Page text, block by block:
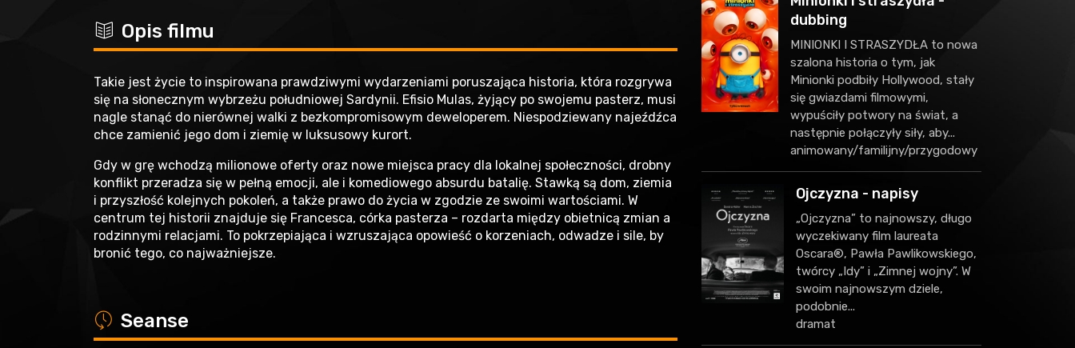
c Opis filmu
Takie jest życie to inspirowana prawdziwymi wydarzeniami poruszająca historia, która rozgrywa
się na słonecznym wybrzeżu południowej Sardynii. Efisio Mulas, żyjący po swojemu pasterz, musi
nagle stanąć do nierównej walki z bezkompromisowym deweloperem. Niespodziewany najeźdźca
chce zamienić jego dom i ziemię w luksusowy kurort.
Gdy w grę wchodzą milionowe oferty oraz nowe miejsca pracy dla lokalnej społeczności, drobny
konflikt przeradza się w pełną emocji, ale i komediowego absurdu batalię. Stawką są dom, ziemia
i przyszłość kolejnych pokoleń, a także prawo do życia w zgodzie ze swoimi wartościami. W
centrum tej historii znajduje się Francesca, córka pasterza – rozdarta między obietnicą zmian a
rodzinnymi relacjami. To pokrzepiająca i wzruszająca opowieść o korzeniach, odwadze i sile, by
bronić tego, co najważniejsze.
a Seanse
dubbing
MINIONKI I STRASZYDŁA to nowa
szalona historia o tym, jak
Minionki podbiły Hollywood, stały
się gwiazdami filmowymi,
wypuściły potwory na świat, a
następnie połączyły siły, aby...
animowany/familijny/przygodowy
Ojczyzna - napisy
„Ojczyzna” to najnowszy, długo
wyczekiwany film laureata
Oscara®, Pawła Pawlikowskiego,
twórcy „Idy” i „Zimnej wojny”. W
swoim najnowszym dziele,
podobnie...
dramat